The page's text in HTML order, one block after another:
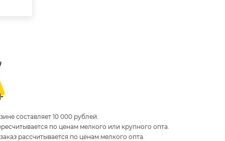
составляет 10 000 рублей.
по ценам мелкого или крупного опта.
рассчитывается по ценам мелкого опта.